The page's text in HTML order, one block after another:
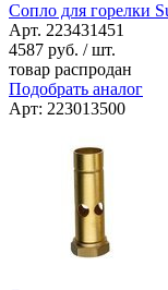
Сопло для горелки
Арт. 223431451
4587 руб. / шт.
товар распродан
Подобрать аналог
Арт: 223013500